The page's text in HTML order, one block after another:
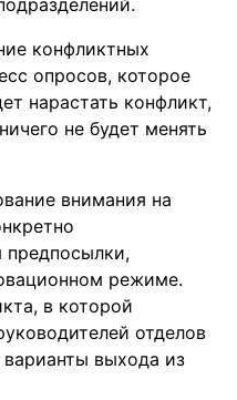
конфликтных
опросов, которое
нарастать конфликт,
не будет менять
внимания на
предпосылки,
режиме.
в которой
отделов
выхода из